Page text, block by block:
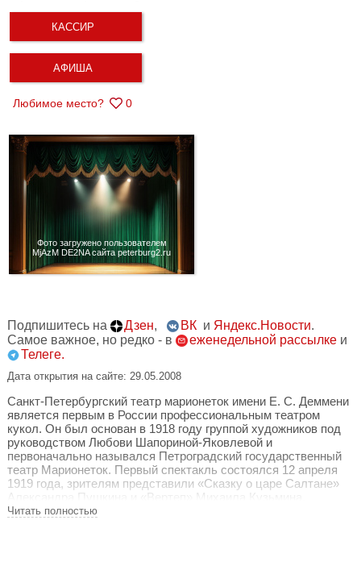
КАССИР
АФИША
Любимое место? 0
Фото загружено пользователем
MjAzM DE2NA сайта peterburg2.ru
Подпишитесь на Дзен, ВК и Яндекс.Новости.
Самое важное, но редко - в
еженедельной рассылке и
Телеге.
Дата открытия на сайте: 29.05.2008
Санкт-Петербургский театр марионеток имени Е. С. Деммени
является первым в России профессиональным театром
кукол. Он был основан в 1918 году группой художников под
руководством Любови Шапориной-Яковлевой и
первоначально назывался Петроградский государственный
театр Марионеток. Первый спектакль состоялся 12 апреля
1919 года, зрителям представили «Сказку о царе Салтане»
Александра Пушкина и «Вертеп» Михаила Кузьмина.
Читать полностью